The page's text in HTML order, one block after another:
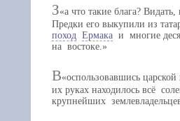
З а что такие блага?
Предки его выкупили из
поход Ермака и многие
на востоке.
В оспользовавшись
их руках находилось всё
крупнейших